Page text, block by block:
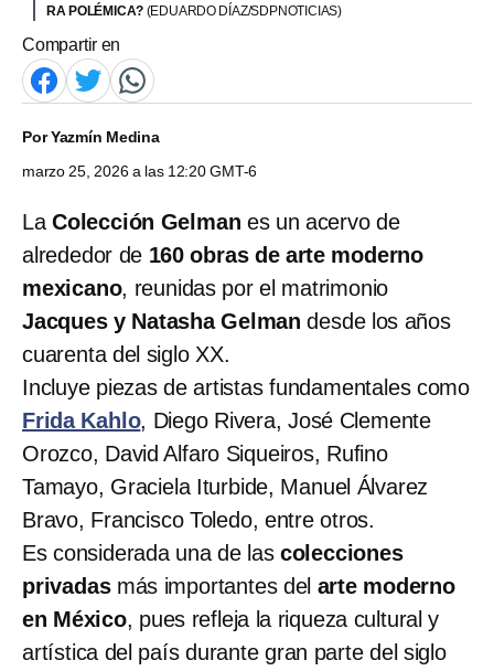
RA POLÉMICA? (EDUARDO DÍAZ/SDPNOTICIAS)
Compartir en
PorYazmín Medina
marzo 25, 2026 a las 12:20 GMT-6
La Colección Gelman es un acervo de
alrededor de 160 obras de arte moderno
mexicano, reunidas por el matrimonio
Jacques y Natasha Gelman desde los años
cuarenta del siglo XX.
Incluye piezas de artistas fundamentales como
Frida Kahlo, Diego Rivera, José Clemente
Orozco, David Alfaro Siqueiros, Rufino
Tamayo, Graciela Iturbide, Manuel Álvarez
Bravo, Francisco Toledo, entre otros.
Es considerada una de las colecciones
privadasmás importantes del arte moderno
en México, pues refleja la riqueza cultural y
artística del país durante gran parte del siglo